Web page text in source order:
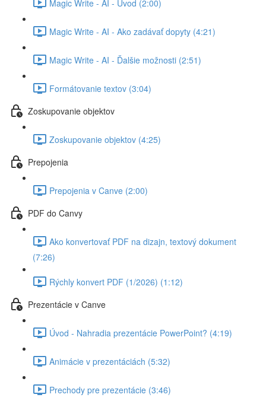
Magic Write - AI - Úvod (2:00)
Magic Write - AI - Ako zadávať dopyty (4:21)
Magic Write - AI - Ďalšie možnosti (2:51)
Formátovanie textov (3:04)
Zoskupovanie objektov
Zoskupovanie objektov (4:25)
Prepojenia
Prepojenia v Canve (2:00)
PDF do Canvy
Ako konvertovať PDF na dizajn, textový dokument
(7:26)
Rýchly konvert PDF (1/2026) (1:12)
Prezentácie v Canve
Úvod - Nahradia prezentácie PowerPoint? (4:19)
Animácie v prezentáciách (5:32)
Prechody pre prezentácie (3:46)